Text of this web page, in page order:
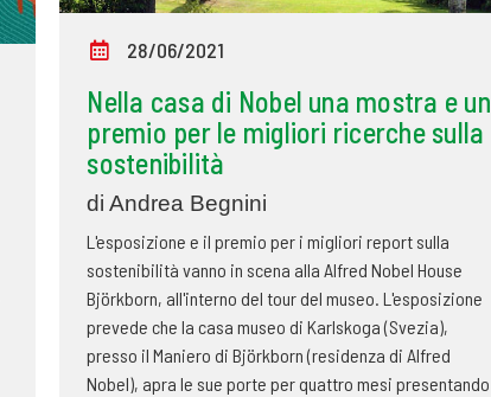
28/06/2021
Nella casa di Nobel una mostra e un
premio per le migliori ricerche sulla
sostenibilità
di Andrea Begnini
L'esposizione e il premio per i migliori report sulla
sostenibilità vanno in scena alla Alfred Nobel House
Björkborn, all'interno del tour del museo. L'esposizione
prevede che la casa museo di Karlskoga (Svezia),
presso il Maniero di Björkborn (residenza di Alfred
Nobel), apra le sue porte per quattro mesi presentando